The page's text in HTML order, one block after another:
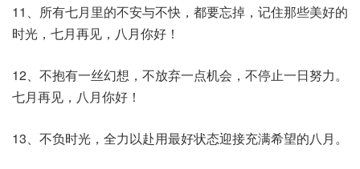
11、所有七月里的不安与不快，都要忘掉，记住那些美好的
时光，七月再见，八月你好！
12、不抱有一丝幻想，不放弃一点机会，不停止一日努力。
七月再见，八月你好！
13、不负时光，全力以赴用最好状态迎接充满希望的八月。